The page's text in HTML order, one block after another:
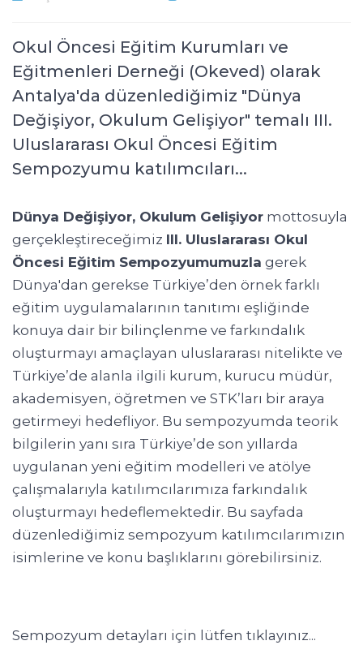
Okul Öncesi Eğitim Kurumları ve
Eğitmenleri Derneği (Okeved) olarak
Antalya'da düzenlediğimiz "Dünya
Değişiyor, Okulum Gelişiyor" temalı III.
Uluslararası Okul Öncesi Eğitim
Sempozyumu katılımcıları...
Dünya Değişiyor, Okulum Gelişiyor mottosuyla
gerçekleştireceğimiz III. Uluslararası Okul
Öncesi Eğitim Sempozyumumuzla gerek
Dünya'dan gerekse Türkiye’den örnek farklı
eğitim uygulamalarının tanıtımı eşliğinde
konuya dair bir bilinçlenme ve farkındalık
oluşturmayı amaçlayan uluslararası nitelikte ve
Türkiye’de alanla ilgili kurum, kurucu müdür,
akademisyen, öğretmen ve STK’ları bir araya
getirmeyi hedefliyor. Bu sempozyumda teorik
bilgilerin yanı sıra Türkiye’de son yıllarda
uygulanan yeni eğitim modelleri ve atölye
çalışmalarıyla katılımcılarımıza farkındalık
oluşturmayı hedeflemektedir. Bu sayfada
düzenlediğimiz sempozyum katılımcılarımızın
isimlerine ve konu başlıklarını görebilirsiniz.
Sempozyum detayları için lütfen tıklayınız...